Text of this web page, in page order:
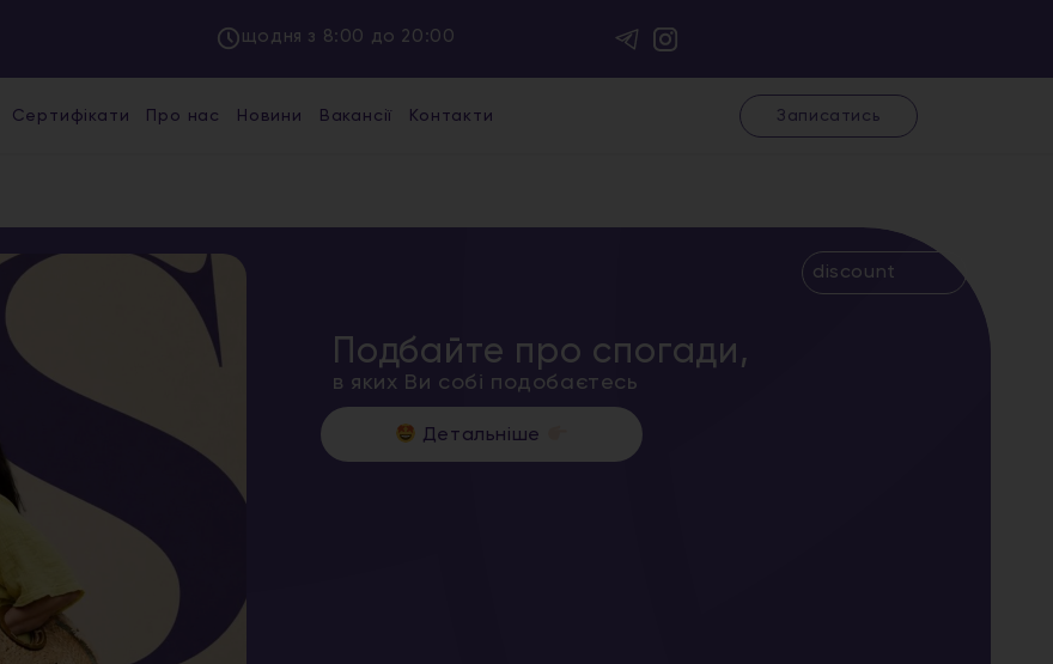
щодня з 8:00 до 20:00
Сертифікати Про нас Новини Вакансії Контакти Записатись
discount
Подбайте про спогади,
в яких Ви собі подобаєтесь
Детальніше